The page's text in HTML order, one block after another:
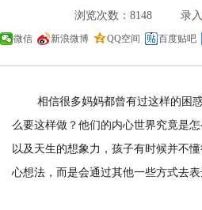
浏览次数：8148 录入
微信 新浪微博 QQ空间 百度贴吧
相信很多妈妈都曾有过这样的困
么要这样做？他们的内心世界究竟是
以及天生的想象力，孩子有时候并不
心想法，而是会通过其他一些方式去表